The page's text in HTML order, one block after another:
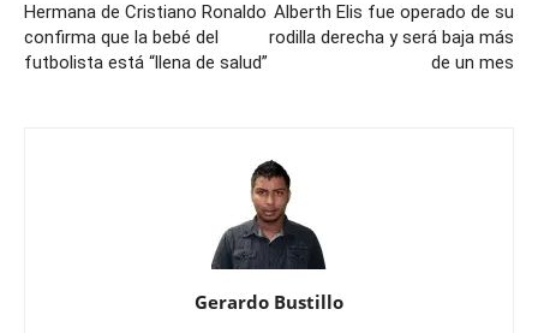
Hermana de Cristiano Ronaldo
confirma que la bebé del
futbolista está “llena de salud”
Alberth Elis fue operado de su
rodilla derecha y será baja más
de un mes
Gerardo Bustillo